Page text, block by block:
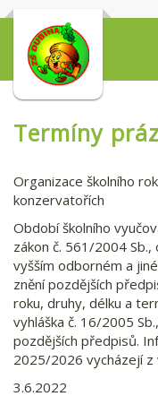
Termíny
Organizace školního
konzervatořích
Období školního
zákon č. 561/2004
vyšším odborném a
znění pozdějších
roku, druhy, délku a
vyhláška č. 16/2005
pozdějších předpisů.
2025/2026 vycházejí z
3.6.2022